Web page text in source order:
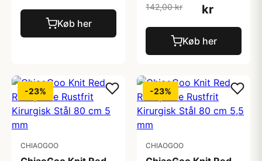
Køb her
142,00 kr
kr
Køb her
-23%
CHIAOGOO
-23%
CHIAOGOO